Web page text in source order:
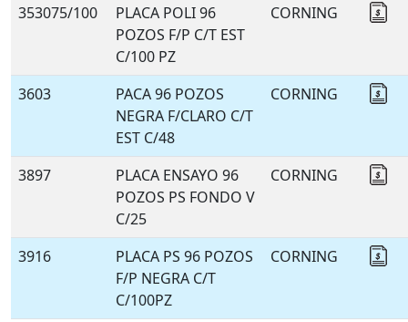
353075/100
PLACA POLI 96
POZOS F/P C/T EST
C/100 PZ
CORNING
3603
PACA 96 POZOS
NEGRA F/CLARO C/T
EST C/48
CORNING
3897
PLACA ENSAYO 96
POZOS PS FONDO V
C/25
CORNING
3916
PLACA PS 96 POZOS
F/P NEGRA C/T
C/100PZ
CORNING